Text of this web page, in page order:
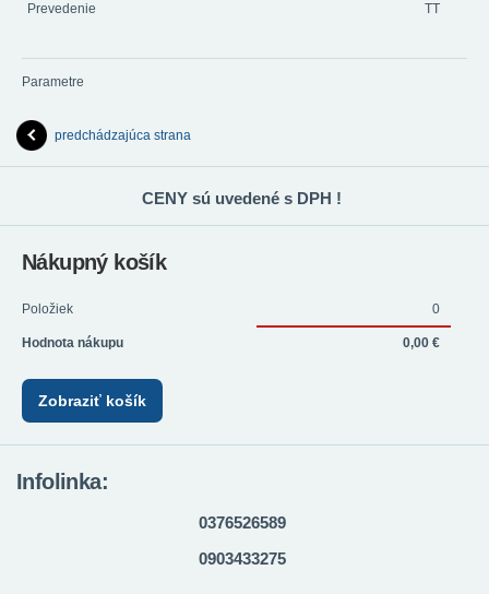
Prevedenie TT
Parametre
predchádzajúca strana
CENY sú uvedené s DPH !
Nákupný košík
Položiek 0
Hodnota nákupu 0,00 €
Zobraziť košík
Infolinka:
0376526589
0903433275